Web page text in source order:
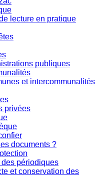
lecture en pratique
publiques
et intercommunalités
privées
documents ?
périodiques
et conservation des